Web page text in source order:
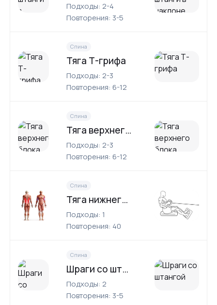
Подходы: 2-4
Повторения: 3-5
Спина
Тяга Т-грифа
Подходы: 2-3
Повторения: 6-12
Спина
Тяга верхнего блока широким хватом
Подходы: 2-3
Повторения: 6-12
Спина
Тяга нижнего блока
Подходы: 1
Повторения: 40
Спина
Шраги со штангой
Подходы: 2
Повторения: 3-5